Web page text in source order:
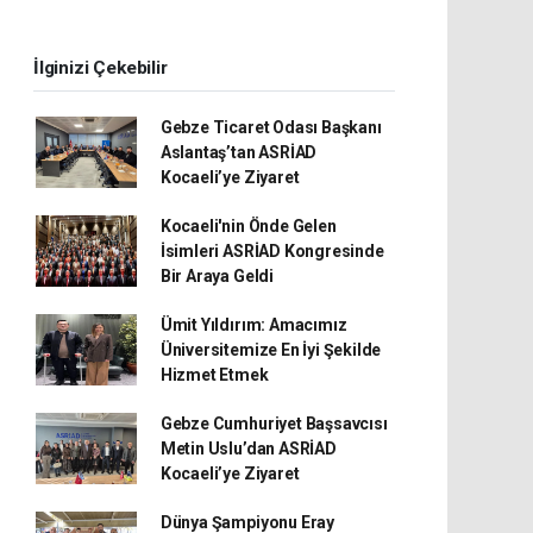
İlginizi Çekebilir
Gebze Ticaret Odası Başkanı
Aslantaş’tan ASRİAD
Kocaeli’ye Ziyaret
Kocaeli'nin Önde Gelen
İsimleri ASRİAD Kongresinde
Bir Araya Geldi
Ümit Yıldırım: Amacımız
Üniversitemize En İyi Şekilde
Hizmet Etmek
Gebze Cumhuriyet Başsavcısı
Metin Uslu’dan ASRİAD
Kocaeli’ye Ziyaret
Dünya Şampiyonu Eray